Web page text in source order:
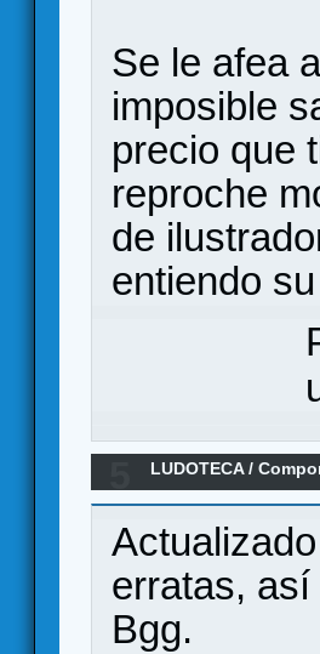
Se le afea
imposible
precio que
reproche
de
entiendo
LUDOTECA/
erratas,
Bgg.